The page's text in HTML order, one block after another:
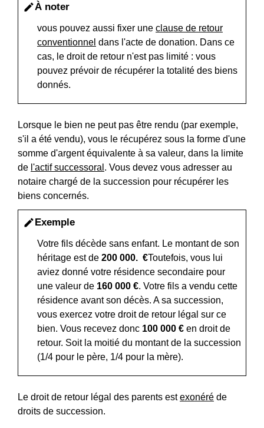
editÀ noter
vous pouvez aussi fixer une clause de retour
conventionnel dans l'acte de donation. Dans ce
cas, le droit de retour n'est pas limité : vous
pouvez prévoir de récupérer la totalité des biens
donnés.
Lorsque le bien ne peut pas être rendu (par exemple,
s'il a été vendu), vous le récupérez sous la forme d'une
somme d'argent équivalente à sa valeur, dans la limite
de l'actif successoral . Vous devez vous adresser au
notaire chargé de la succession pour récupérer les
biens concernés.
editExemple
Votre fils décède sans enfant. Le montant de son
héritage est de 200 000. €Toutefois, vous lui
aviez donné votre résidence secondaire pour
une valeur de 160 000 €. Votre fils a vendu cette
résidence avant son décès. A sa succession,
vous exercez votre droit de retour légal sur ce
bien. Vous recevez donc 100 000 € en droit de
retour. Soit la moitié du montant de la succession
(1/4 pour le père, 1/4 pour la mère).
Le droit de retour légal des parents estexonéré de
droits de succession.